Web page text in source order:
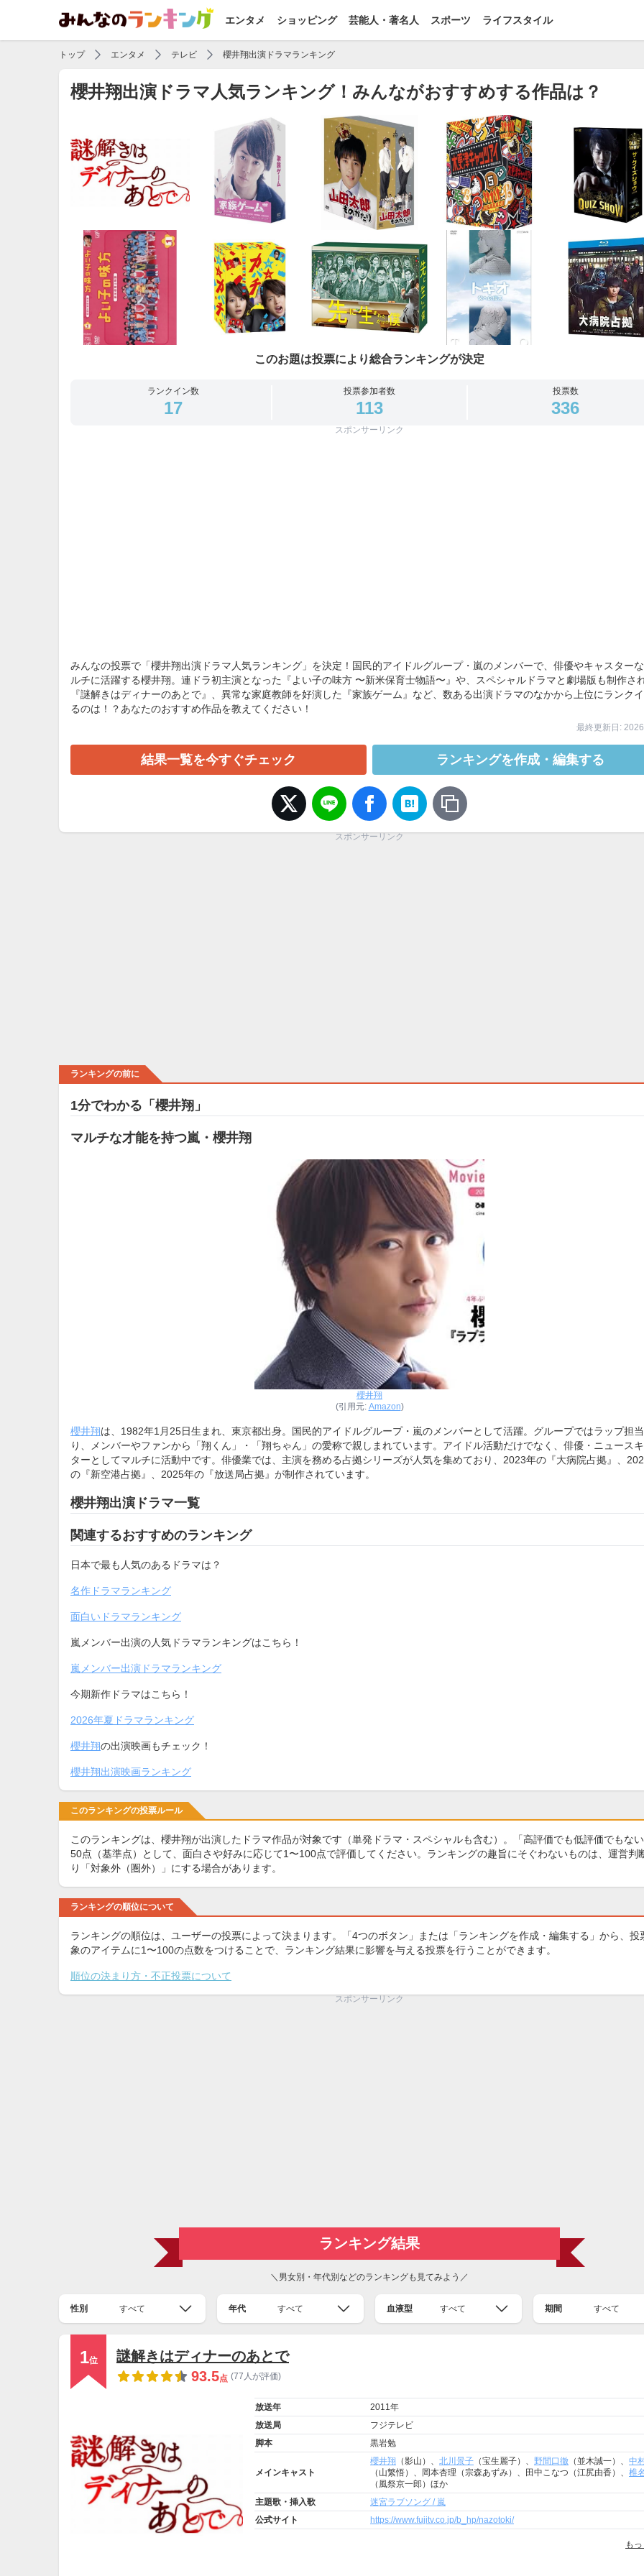
エンタメ ショッピング 芸能人・著名人 スポーツ ライフスタイル
トップ エンタメ テレビ 櫻井翔出演ドラマランキング
櫻井翔出演ドラマ人気ランキング！みんながおすすめする作品は？
このお題は投票により総合ランキングが決定
ランクイン数
17
投票参加者数
113
投票数
336
スポンサーリンク
みんなの投票で「櫻井翔出演ドラマ人気ランキング」を決定！国民的アイドルグループ・嵐のメンバーで、俳優やキャスター
ルチに活躍する櫻井翔。連ドラ初主演となった『よい子の味方 〜新米保育士物語〜』や、スペシャルドラマと劇場版も制作さ
『謎解きはディナーのあとで』、異常な家庭教師を好演した『家族ゲーム』など、数ある出演ドラマのなかから上位にランク
るのは！？あなたのおすすめ作品を教えてください！
最終更新日:
結果一覧を今すぐチェック ランキングを作成・編集する
スポンサーリンク
ランキングの前に
1分でわかる「櫻井翔」
マルチな才能を持つ嵐・櫻井翔
櫻井翔
(引用元: Amazon)
櫻井翔は、1982年1月25日生まれ、東京都出身。国民的アイドルグループ・嵐のメンバーとして活躍。グループではラップ担
り、メンバーやファンから「翔くん」・「翔ちゃん」の愛称で親しまれています。アイドル活動だけでなく、俳優・ニュース
ターとしてマルチに活動中です。俳優業では、主演を務める占拠シリーズが人気を集めており、2023年の『大病院占拠』、
の『新空港占拠』、2025年の『放送局占拠』が制作されています。
櫻井翔出演ドラマ一覧
関連するおすすめのランキング
日本で最も人気のあるドラマは？
名作ドラマランキング
面白いドラマランキング
嵐メンバー出演の人気ドラマランキングはこちら！
嵐メンバー出演ドラマランキング
今期新作ドラマはこちら！
2026年夏ドラマランキング
櫻井翔の出演映画もチェック！
櫻井翔出演映画ランキング
このランキングの投票ルール
このランキングは、櫻井翔が出演したドラマ作品が対象です（単発ドラマ・スペシャルも含む）。「高評価でも低評価でもな
50点（基準点）として、面白さや好みに応じて1〜100点で評価してください。ランキングの趣旨にそぐわないものは、運営判
り「対象外（圏外）」にする場合があります。
ランキングの順位について
ランキングの順位は、ユーザーの投票によって決まります。「4つのボタン」または「ランキングを作成・編集する」から、投
象のアイテムに1〜100の点数をつけることで、ランキング結果に影響を与える投票を行うことができます。
順位の決まり方・不正投票について
スポンサーリンク
ランキング結果
＼男女別・年代別などのランキングも見てみよう／
性別 すべて 年代 すべて 血液型 すべて 期間 すべて
1位
謎解きはディナーのあとで
93.5点 (77人が評価)
放送年
2011年
放送局
フジテレビ
脚本
黒岩勉
メインキャスト
櫻井翔 （影山）、 北川景子 （宝生麗子）、 野間口徹 （並木誠一）、 中
（山繁悟）、岡本杏理（宗森あずみ）、田中こなつ（江尻由香）、 椎
（風祭京一郎）ほか
主題歌・挿入歌
迷宮ラブソング / 嵐
公式サイト
https://www.fujitv.co.jp/b_hp/nazotoki/
も